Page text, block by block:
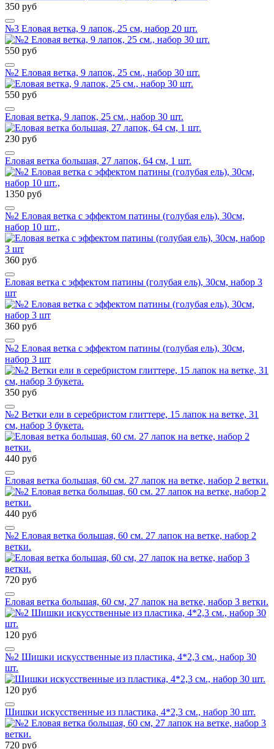
350 руб
№3 Еловая ветка, 9 лапок, 25 см, набор 20 шт.
550 руб
№2 Еловая ветка, 9 лапок, 25 см., набор 30 шт.
550 руб
Еловая ветка, 9 лапок, 25 см., набор 30 шт.
230 руб
Еловая ветка большая, 27 лапок, 64 см, 1 шт.
1350 руб
№2 Еловая ветка с эффектом патины (голубая ель), 30см,
набор 10 шт.,
360 руб
Еловая ветка с эффектом патины (голубая ель), 30см, набор 3
шт
360 руб
№2 Еловая ветка с эффектом патины (голубая ель), 30см,
набор 3 шт
350 руб
№2 Ветки ели в серебристом глиттере, 15 лапок на ветке, 31
см, набор 3 букета.
440 руб
Еловая ветка большая, 60 см. 27 лапок на ветке, набор 2 ветки.
440 руб
№2 Еловая ветка большая, 60 см. 27 лапок на ветке, набор 2
ветки.
720 руб
Еловая ветка большая, 60 см, 27 лапок на ветке, набор 3 ветки.
120 руб
№2 Шишки искусственные из пластика, 4*2,3 см., набор 30
шт.
120 руб
Шишки искусственные из пластика, 4*2,3 см., набор 30 шт.
720 руб